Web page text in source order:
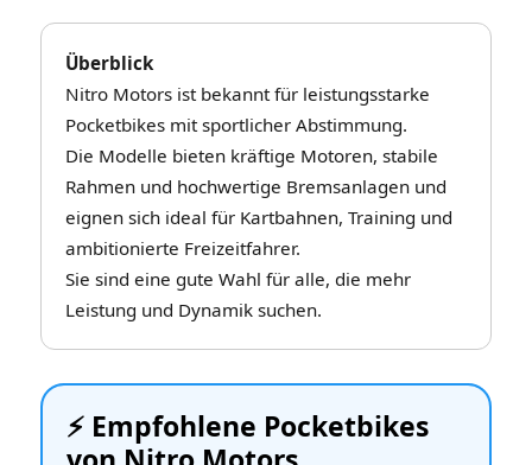
Überblick
Nitro Motors ist bekannt für leistungsstarke
Pocketbikes mit sportlicher Abstimmung.
Die Modelle bieten kräftige Motoren, stabile
Rahmen und hochwertige Bremsanlagen und
eignen sich ideal für Kartbahnen, Training und
ambitionierte Freizeitfahrer.
Sie sind eine gute Wahl für alle, die mehr
Leistung und Dynamik suchen.
⚡️ Empfohlene Pocketbikes